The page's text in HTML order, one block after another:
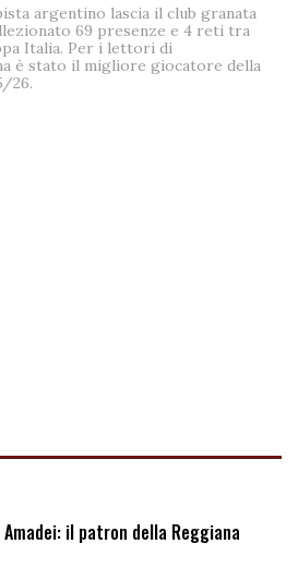
argentino lascia il club granata
69 presenze e 4 reti tra
Italia. Per i lettori di
è stato il migliore giocatore della
26.
il patron della Reggiana